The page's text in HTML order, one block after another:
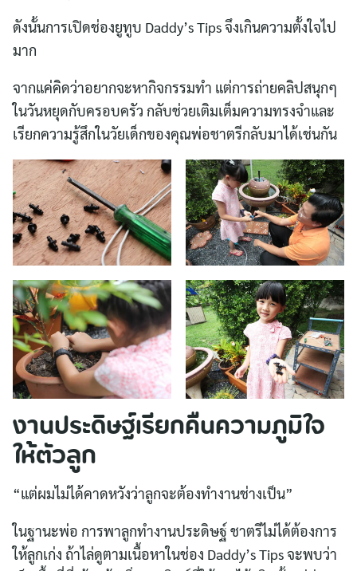
ดังนั้นการเปิดช่องยูทูบ Daddy’s Tips จึงเกินความตั้งใจไป
มาก
จากแค่คิดว่าอยากจะหากิจกรรมทำ แต่การถ่ายคลิปสนุกๆ
ในวันหยุดกับครอบครัว กลับช่วยเติมเต็มความทรงจำและ
เรียกความรู้สึกในวัยเด็กของคุณพ่อชาตรีกลับมาได้เช่นกัน
งานประดิษฐ์เรียกคืนความภูมิใจ
ให้ตัวลูก
“แต่ผมไม่ได้คาดหวังว่าลูกจะต้องทำงานช่างเป็น”
ในฐานะพ่อ การพาลูกทำงานประดิษฐ์ ชาตรีไม่ได้ต้องการ
ให้ลูกเก่ง ถ้าไล่ดูตามเนื้อหาในช่อง Daddy’s Tips จะพบว่า